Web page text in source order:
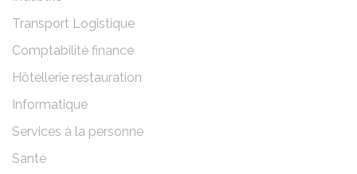
Transport Logistique
Comptabilité finance
Hôtellerie restauration
Informatique
Services à la personne
Santé